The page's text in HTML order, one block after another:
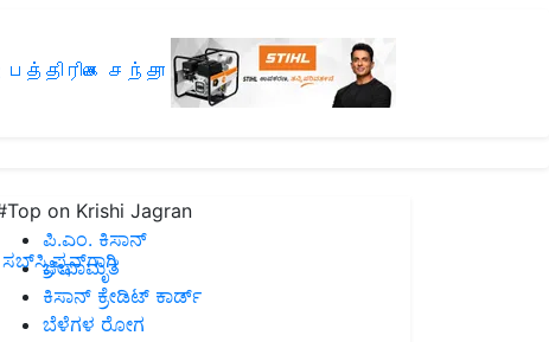
பத்திரிகை சந்தா
on Krishi Jagran
ಪಿ.ಎಂ. ಕಿಸಾನ್
ಜೀವಾಮೃತ
ಕಿಸಾನ್ ಕ್ರೇಡಿಟ್ ಕಾರ್ಡ್
ಬೆಳೆಗಳ ರೋಗ